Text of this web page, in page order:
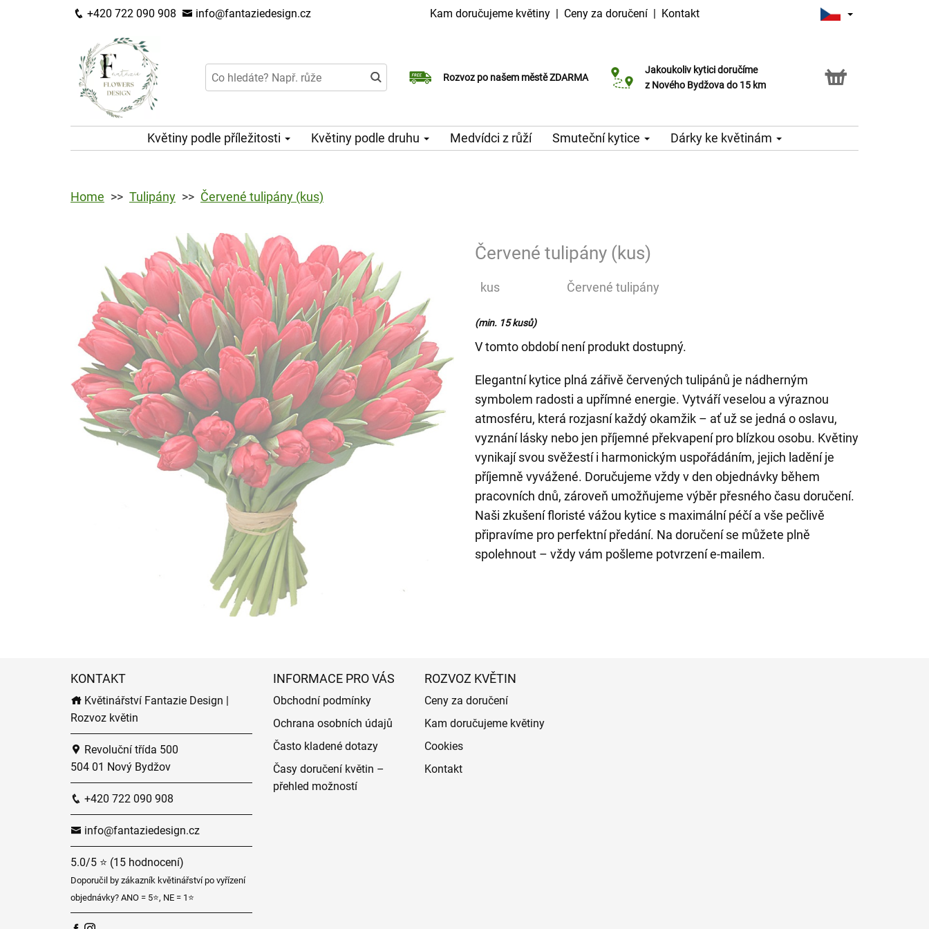
+420 722 090 908 info@fantaziedesign.cz Kam doručujeme květiny | Ceny za doručení | Kontakt
Rozvoz po našem městě ZDARMA
Doručujeme již v den objednávky
Možný výběr času a dne doručení
Jakoukoliv kytici doručíme
z Nového Bydžova do 15 km
Možnost vyzvednout v naší květince
Květiny podle příležitosti Květiny podle druhu Medvídci z růží Smuteční kytice Dárky ke květinám
Home Tulipány Červené tulipány (kus)
Červené tulipány (kus)
kus Červené tulipány
(min. 15 kusů)
V tomto období není produkt dostupný.
Elegantní kytice plná zářivě červených tulipánů je nádherným
symbolem radosti a upřímné energie. Vytváří veselou a výraznou
atmosféru, která rozjasní každý okamžik – ať už se jedná o oslavu,
vyznání lásky nebo jen příjemné překvapení pro blízkou osobu. Květiny
vynikají svou svěžestí i harmonickým uspořádáním, jejich ladění je
příjemně vyvážené. Doručujeme vždy v den objednávky během
pracovních dnů, zároveň umožňujeme výběr přesného času doručení.
Naši zkušení floristé vážou kytice s maximální péčí a vše pečlivě
připravíme pro perfektní předání. Na doručení se můžete plně
spolehnout – vždy vám pošleme potvrzení e-mailem.
KONTAKT
Květinářství Fantazie Design |
Rozvoz květin
Revoluční třída 500
504 01 Nový Bydžov
+420 722 090 908
info@fantaziedesign.cz
5.0/5 ⭐ (15 hodnocení)
Doporučil by zákazník květinářství po vyřízení
objednávky? ANO = 5⭐, NE = 1⭐
INFORMACE PRO VÁS
Obchodní podmínky
Ochrana osobních údajů
Často kladené dotazy
Časy doručení květin –
přehled možností
ROZVOZ KVĚTIN
Ceny za doručení
Kam doručujeme květiny
Cookies
Kontakt